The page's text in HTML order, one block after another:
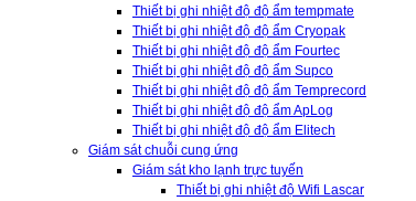
Thiết bị ghi nhiệt độ độ ẩm tempmate
Thiết bị ghi nhiệt độ độ ẩm Cryopak
Thiết bị ghi nhiệt độ độ ẩm Fourtec
Thiết bị ghi nhiệt độ độ ẩm Supco
Thiết bị ghi nhiệt độ độ ẩm Temprecord
Thiết bị ghi nhiệt độ độ ẩm ApLog
Thiết bị ghi nhiệt độ độ ẩm Elitech
Giám sát chuỗi cung ứng
Giám sát kho lạnh trực tuyến
Thiết bị ghi nhiệt độ Wifi Lascar